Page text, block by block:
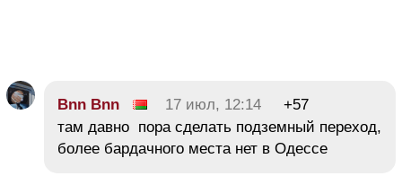
Bnn Bnn 17 июл, 12:14
+57
там давно пора сделать подземный переход,
более бардачного места нет в Одессе